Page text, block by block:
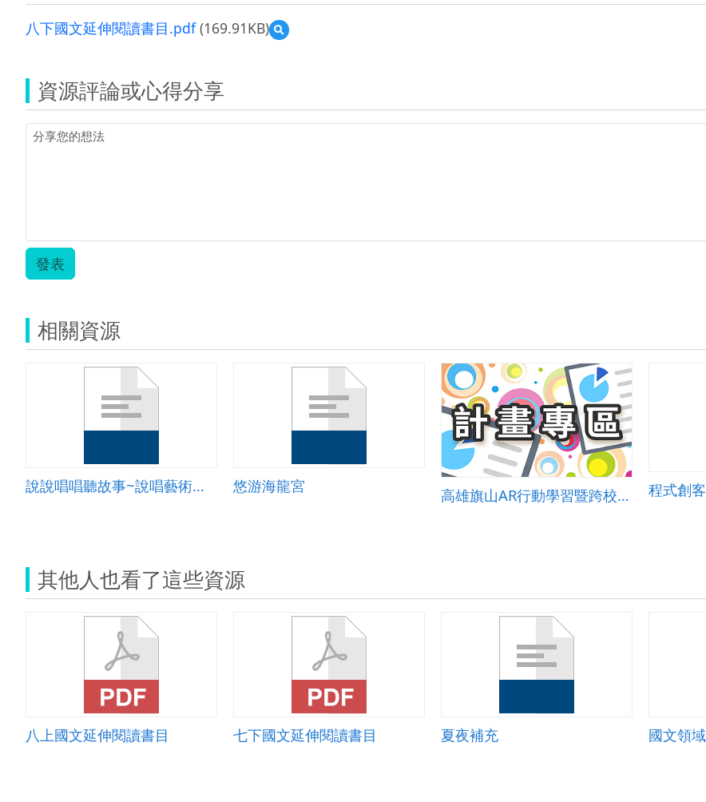
八下國文延伸閱讀書目.pdf(169.91KB)
預
覽
延
資源評論或心得分享
發表
相關資源
說說唱唱聽故事~說唱藝術欣賞 悠游海龍宮
高雄旗山AR行動學習暨跨校移動挑戰 程式創客
其他人也看了這些資源
八上國文延伸閱讀書目 七下國文延伸閱讀書目 夏夜補充